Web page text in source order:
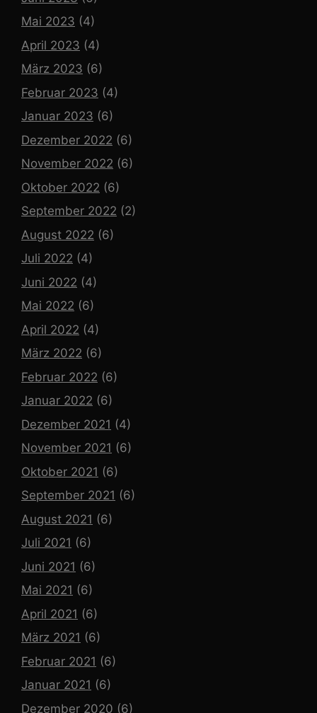
Mai 2023 (4)
April 2023 (4)
März 2023 (6)
Februar 2023 (4)
Januar 2023 (6)
Dezember 2022 (6)
November 2022 (6)
Oktober 2022 (6)
September 2022 (2)
August 2022 (6)
Juli 2022 (4)
Juni 2022 (4)
Mai 2022 (6)
April 2022 (4)
März 2022 (6)
Februar 2022 (6)
Januar 2022 (6)
Dezember 2021 (4)
November 2021 (6)
Oktober 2021 (6)
September 2021 (6)
August 2021 (6)
Juli 2021 (6)
Juni 2021 (6)
Mai 2021 (6)
April 2021 (6)
März 2021 (6)
Februar 2021 (6)
Januar 2021 (6)
Dezember 2020 (6)